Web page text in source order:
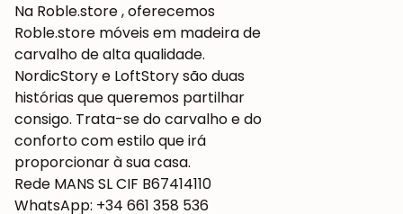
Na Roble.store , oferecemos
Roble.store móveis em madeira de
carvalho de alta qualidade.
NordicStory e LoftStory são duas
histórias que queremos partilhar
consigo. Trata-se do carvalho e do
conforto com estilo que irá
proporcionar à sua casa.
Rede MANS SL CIF B67414110
WhatsApp: +34 661 358 536